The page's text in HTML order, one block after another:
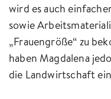
wird es auch
sowie
„Frauengröße“ zu
haben Magdalena
die Landwirtschaft